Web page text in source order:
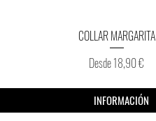
Vista rápida
COLLAR MARGARITA
Desde18,90 €
Precio de oferta
INFORMACIÓN